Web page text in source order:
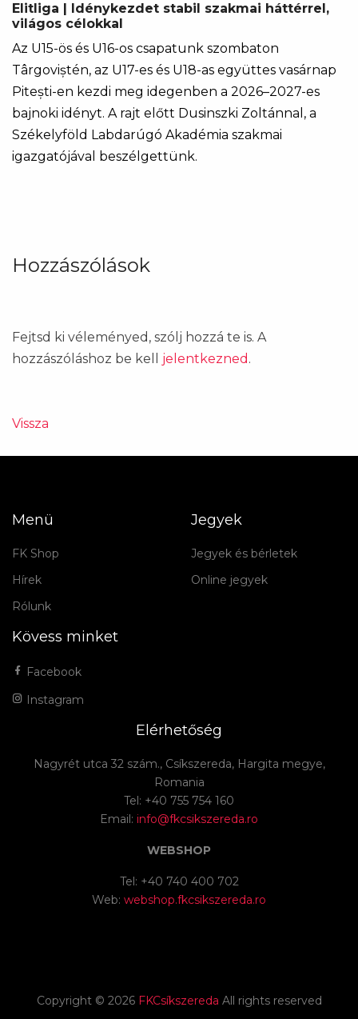
Elitliga | Idénykezdet stabil szakmai háttérrel,
világos célokkal
Az U15-ös és U16-os csapatunk szombaton
Târgoviștén, az U17-es és U18-as együttes vasárnap
Pitești-en kezdi meg idegenben a 2026–2027-es
bajnoki idényt. A rajt előtt Dusinszki Zoltánnal, a
Székelyföld Labdarúgó Akadémia szakmai
igazgatójával beszélgettünk.
Hozzászólások
Fejtsd ki véleményed, szólj hozzá te is. A
hozzászóláshoz be kell jelentkezned .
Vissza
Menü
FK Shop
Hírek
Rólunk
Jegyek
Jegyek és bérletek
Online jegyek
Kövess minket
Facebook
Instagram
Elérhetőség
Nagyrét utca 32 szám., Csíkszereda, Hargita megye,
Romania
Tel: +40 755 754 160
Email: info@fkcsikszereda.ro
WEBSHOP
Tel: +40 740 400 702
Web: webshop.fkcsikszereda.ro
Copyright © 2026 FKCsíkszereda All rights reserved